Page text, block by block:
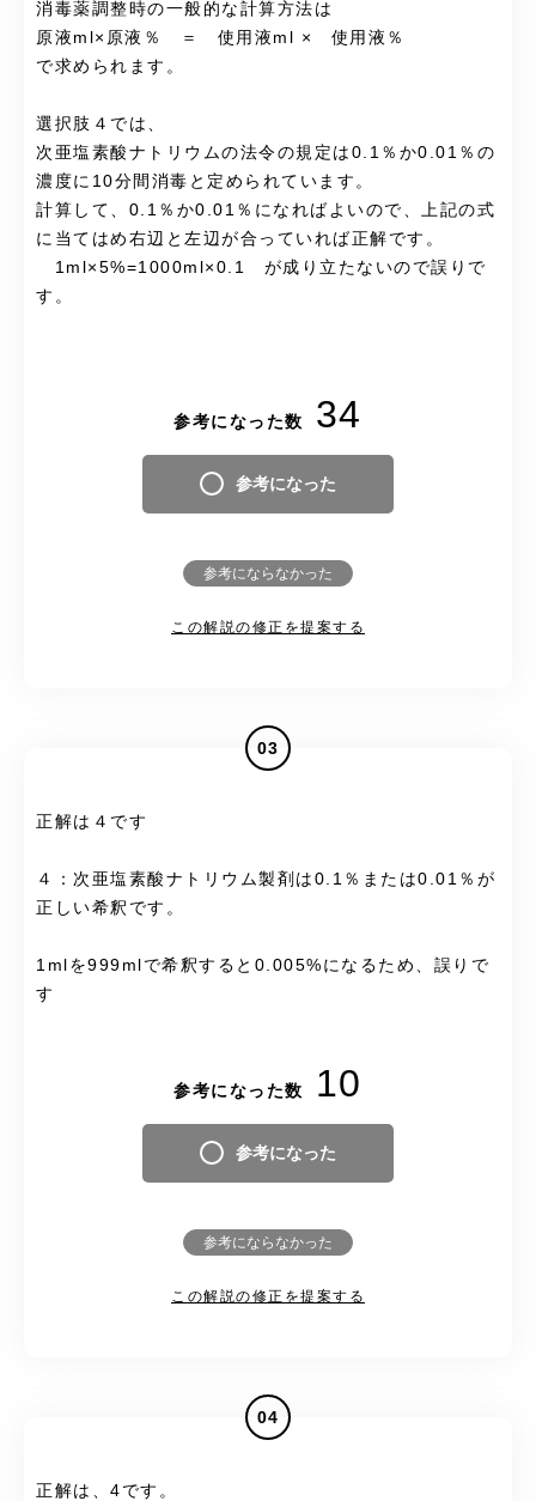
消毒薬調整時の一般的な計算方法は
原液ml×原液％ ＝ 使用液ml × 使用液％
で求められます。
選択肢４では、
次亜塩素酸ナトリウムの法令の規定は0.1％か0.01％の
濃度に10分間消毒と定められています。
計算して、0.1％か0.01％になればよいので、上記の式
に当てはめ右辺と左辺が合っていれば正解です。
1ml×5%=1000ml×0.1 が成り立たないので誤りで
す。
参考になった数 34
参考になった
参考にならなかった
この解説の修正を提案する
03
正解は４です
４：次亜塩素酸ナトリウム製剤は0.1％または0.01％が
正しい希釈です。
1mlを999mlで希釈すると0.005%になるため、誤りで
す
参考になった数 10
参考になった
参考にならなかった
この解説の修正を提案する
04
正解は、4です。